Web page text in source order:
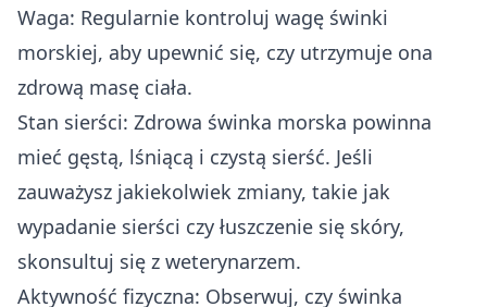
Waga: Regularnie kontroluj wagę świnki
morskiej, aby upewnić się, czy utrzymuje ona
zdrową masę ciała.
Stan sierści: Zdrowa świnka morska powinna
mieć gęstą, lśniącą i czystą sierść. Jeśli
zauważysz jakiekolwiek zmiany, takie jak
wypadanie sierści czy łuszczenie się skóry,
skonsultuj się z weterynarzem.
Aktywność fizyczna: Obserwuj, czy świnka